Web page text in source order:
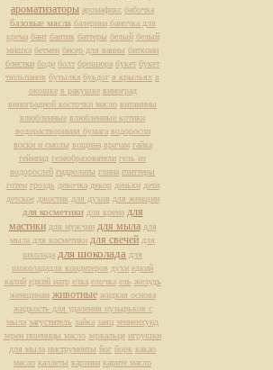
ароматизаторы аромафикс бабочка
базовые масла балерина баночка для
крема бант бантик баттеры белый белый
мишка бетмен бисер для ванны биткоин
блестки боди болт брошюра букет букет
тюльпанов бутылка буьдог в крыльях в
окошке в ракушке виноград
виноградной косточки масло витамины
влюбленные влюбленные котики
водорастворимая бумага водоросли
воски и смолы вощина врачам гайка
геймпад гелеобразователи гель из
водорослей гидролаты глина глиттеры
готем гроздь девочка декор деньки дети
детское джостик для духов для женщин
для косметики для крема для
мастики для мужчин для мыла для
мыла для косметики для свечей для
школада для шоколада для
шоколададля кондитеров духи едкий
калий едкий натр елка елочка ель желудь
женщинам животные жидкая основа
жидкость для удаления пузырьков с
мыла загуститель зайка заяц зенненхунд
зерен пшеницы масло зеркальце игрушки
для мыла инструменты йог йорк какао
масло каллеты карзина карите масло